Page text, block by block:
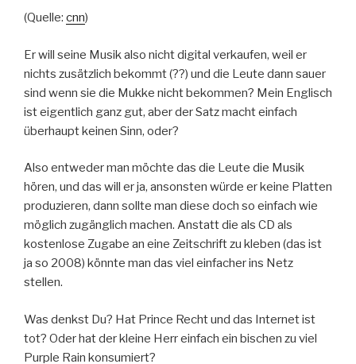
(Quelle: cnn)
Er will seine Musik also nicht digital verkaufen, weil er
nichts zusätzlich bekommt (??) und die Leute dann sauer
sind wenn sie die Mukke nicht bekommen? Mein Englisch
ist eigentlich ganz gut, aber der Satz macht einfach
überhaupt keinen Sinn, oder?
Also entweder man möchte das die Leute die Musik
hören, und das will er ja, ansonsten würde er keine Platten
produzieren, dann sollte man diese doch so einfach wie
möglich zugänglich machen. Anstatt die als CD als
kostenlose Zugabe an eine Zeitschrift zu kleben (das ist
ja so 2008) könnte man das viel einfacher ins Netz
stellen.
Was denkst Du? Hat Prince Recht und das Internet ist
tot? Oder hat der kleine Herr einfach ein bischen zu viel
Purple Rain konsumiert?